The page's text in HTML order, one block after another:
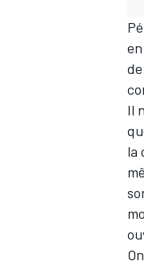
Il
la